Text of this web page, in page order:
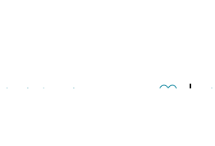
Classical Music